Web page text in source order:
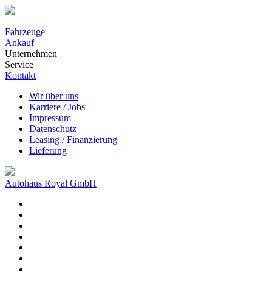
Fahrzeuge
Ankauf
Unternehmen
Service
Kontakt
Wir über uns
Karriere / Jobs
Impressum
Datenschutz
Leasing / Finanzierung
Lieferung
Autohaus Royal GmbH